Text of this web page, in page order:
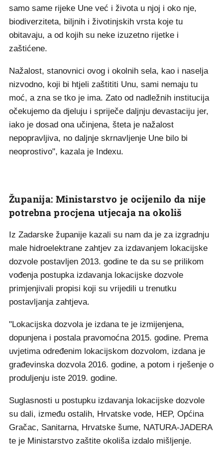
samo same rijeke Une već i života u njoj i oko nje,
biodiverziteta, biljnih i životinjskih vrsta koje tu
obitavaju, a od kojih su neke izuzetno rijetke i
zaštićene.
Nažalost, stanovnici ovog i okolnih sela, kao i naselja
nizvodno, koji bi htjeli zaštititi Unu, sami nemaju tu
moć, a zna se tko je ima. Zato od nadležnih institucija
očekujemo da djeluju i spriječe daljnju devastaciju jer,
iako je dosad ona učinjena, šteta je nažalost
nepopravljiva, no daljnje skrnavljenje Une bilo bi
neoprostivo", kazala je Indexu.
Županija: Ministarstvo je ocijenilo da nije
potrebna procjena utjecaja na okoliš
Iz Zadarske županije kazali su nam da je za izgradnju
male hidroelektrane zahtjev za izdavanjem lokacijske
dozvole postavljen 2013. godine te da su se prilikom
vođenja postupka izdavanja lokacijske dozvole
primjenjivali propisi koji su vrijedili u trenutku
postavljanja zahtjeva.
"Lokacijska dozvola je izdana te je izmijenjena,
dopunjena i postala pravomoćna 2015. godine. Prema
uvjetima određenim lokacijskom dozvolom, izdana je
građevinska dozvola 2016. godine, a potom i rješenje o
produljenju iste 2019. godine.
Suglasnosti u postupku izdavanja lokacijske dozvole
su dali, između ostalih, Hrvatske vode, HEP, Općina
Gračac, Sanitarna, Hrvatske šume, NATURA-JADERA
te je Ministarstvo zaštite okoliša izdalo mišljenje.